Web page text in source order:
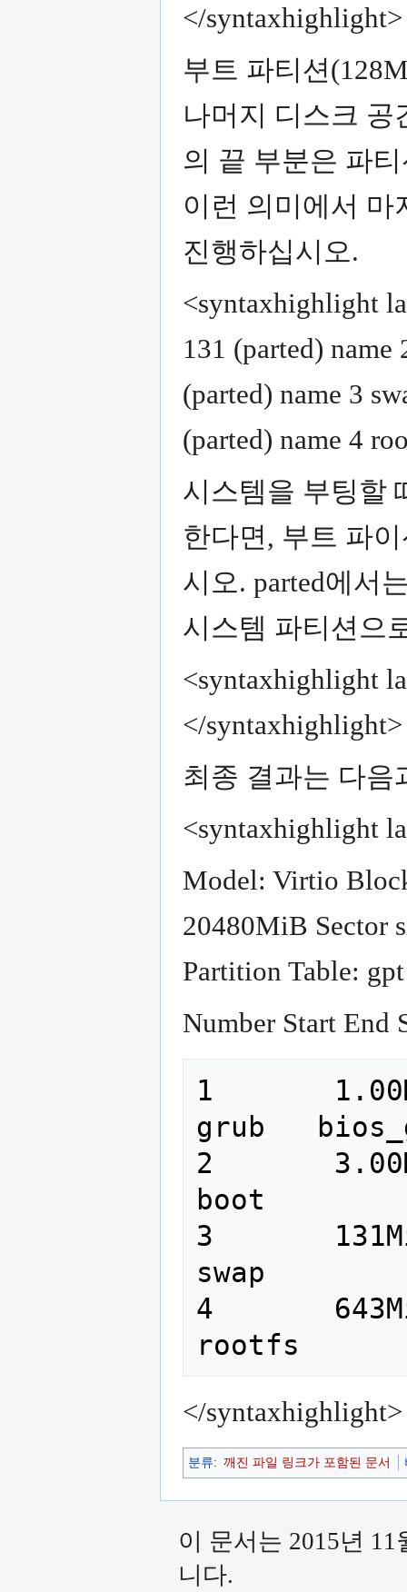
</syntaxhighlight>
부트 파티션
나머지 디스크 공
의 끝 부분은 파
이런 의미에서 마
진행하십시오.
<syntaxhighlight
131 (parted)
(parted) name 3
(parted) name 4
시스템을 부팅할
한다면, 부트 파
시오. parted에서
시스템 파티션으
<syntaxhighlight
</syntaxhighlight>
최종 결과는 다음
<syntaxhighlight
Model: Virtio
20480MiB Sector
Partition Table: gpt
Number Start End
1
grub
2
boot
3
swap
4
</syntaxhighlight>
분류: 깨진 파일 링크가 포함된 문서
이 문서는 2015년
니다.